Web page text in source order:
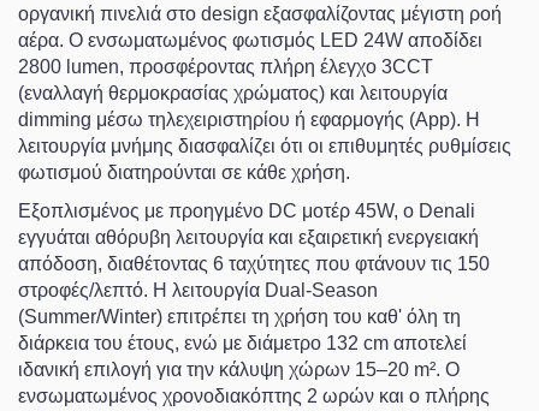
οργανική πινελιά στο design εξασφαλίζοντας μέγιστη ροή
αέρα. Ο ενσωματωμένος φωτισμός LED 24W αποδίδει
2800 lumen, προσφέροντας πλήρη έλεγχο 3CCT
(εναλλαγή θερμοκρασίας χρώματος) και λειτουργία
dimming μέσω τηλεχειριστηρίου ή εφαρμογής (App). Η
λειτουργία μνήμης διασφαλίζει ότι οι επιθυμητές ρυθμίσεις
φωτισμού διατηρούνται σε κάθε χρήση.
Εξοπλισμένος με προηγμένο DC μοτέρ 45W, ο Denali
εγγυάται αθόρυβη λειτουργία και εξαιρετική ενεργειακή
απόδοση, διαθέτοντας 6 ταχύτητες που φτάνουν τις 150
στροφές/λεπτό. Η λειτουργία Dual-Season
(Summer/Winter) επιτρέπει τη χρήση του καθ' όλη τη
διάρκεια του έτους, ενώ με διάμετρο 132 cm αποτελεί
ιδανική επιλογή για την κάλυψη χώρων 15–20 m². Ο
ενσωματωμένος χρονοδιακόπτης 2 ωρών και ο πλήρης